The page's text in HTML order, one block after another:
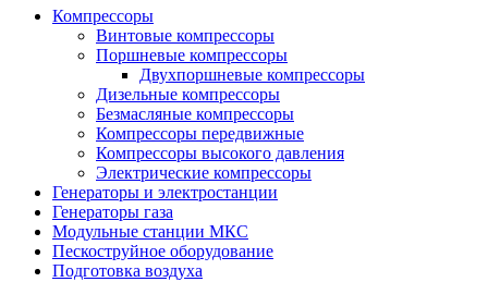
Компрессоры
Винтовые компрессоры
Поршневые компрессоры
Двухпоршневые компрессоры
Дизельные компрессоры
Безмасляные компрессоры
Компрессоры передвижные
Компрессоры высокого давления
Электрические компрессоры
Генераторы и электростанции
Генераторы газа
Модульные станции МКС
Пескоструйное оборудование
Подготовка воздуха